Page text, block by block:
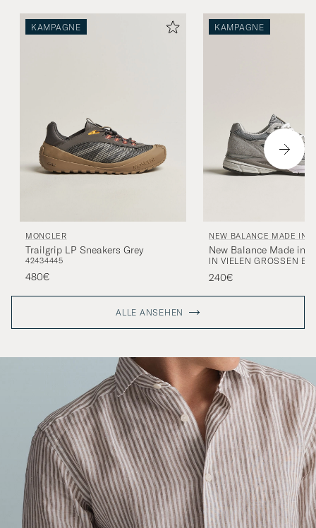
ALLE ANSEHEN
KAMPAGNE
MONCLER
Trailgrip LP Sneakers Grey
42434445
480€
KAMPAGNE
NEW BALANCE MADE IN
New Balance Made in
Sneakers Grey
IN VIELEN GRÖSSEN
240€